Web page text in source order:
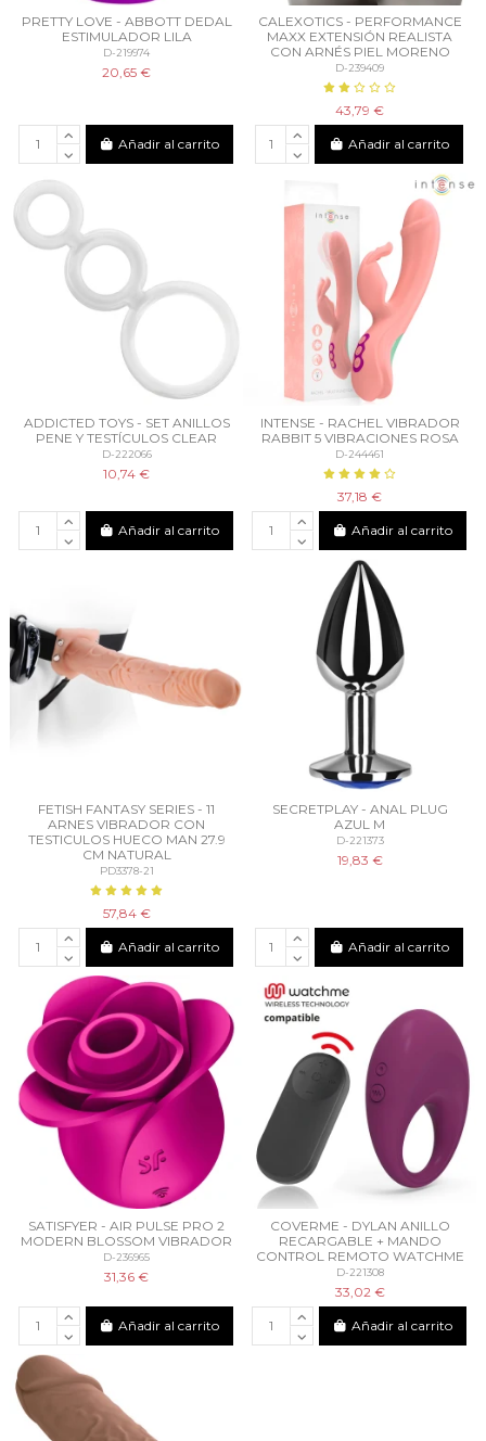
PRETTY LOVE - ABBOTT DEDAL
ESTIMULADOR LILA
D-219974
20,65 €
Añadir al carrito
CALEXOTICS - PERFORMANCE
MAXX EXTENSIÓN REALISTA
CON ARNÉS PIEL MORENO
D-239409
43,79 €
Añadir al carrito
ADDICTED TOYS - SET ANILLOS
PENE Y TESTÍCULOS CLEAR
D-222066
10,74 €
Añadir al carrito
INTENSE - RACHEL VIBRADOR
RABBIT 5 VIBRACIONES ROSA
D-244461
37,18 €
Añadir al carrito
FETISH FANTASY SERIES - 11
ARNES VIBRADOR CON
TESTICULOS HUECO MAN 27.9
CM NATURAL
PD3378-21
57,84 €
Añadir al carrito
SECRETPLAY - ANAL PLUG
AZUL M
D-221373
19,83 €
Añadir al carrito
SATISFYER - AIR PULSE PRO 2
MODERN BLOSSOM VIBRADOR
D-236965
31,36 €
Añadir al carrito
COVERME - DYLAN ANILLO
RECARGABLE + MANDO
CONTROL REMOTO WATCHME
D-221308
33,02 €
Añadir al carrito